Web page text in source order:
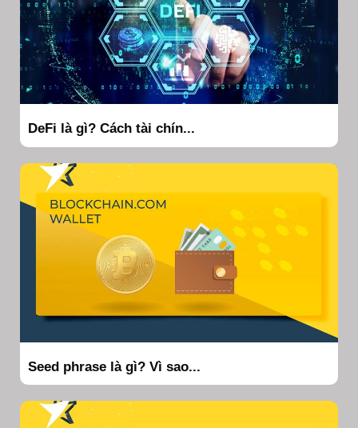
DeFi là gì? Cách tài chín...
Seed phrase là gì? Vì sao...